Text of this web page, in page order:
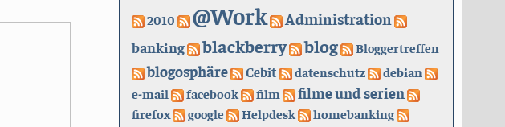
2010 @Work Administration
banking blackberry blog Bloggertreffen
blogosphäre Cebit datenschutz
debian
e-mail
facebook film filme und serien
firefox google Helpdesk homebanking